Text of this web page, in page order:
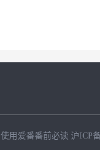
使用爱番番前必读 沪ICP